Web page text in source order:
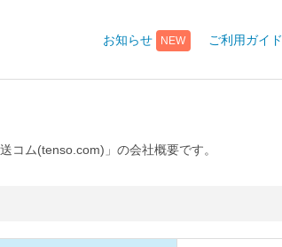
お知らせ NEW ご利用ガイド
コム(tenso.com)」の会社概要です。